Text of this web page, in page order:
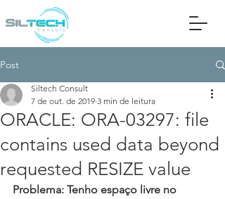
Post
ORACLE: ORA-03297: file
contains used data beyond
requested RESIZE value
Siltech Consult
7 de out. de 2019 3 min de leitura
Problema: Tenho espaço livre no